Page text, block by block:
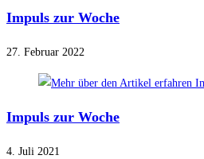
Impuls zur Woche
27. Februar 2022
Impuls zur Woche
4. Juli 2021